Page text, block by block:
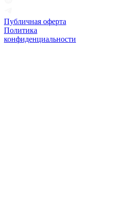
Публичная оферта
Политика
конфиденциальности